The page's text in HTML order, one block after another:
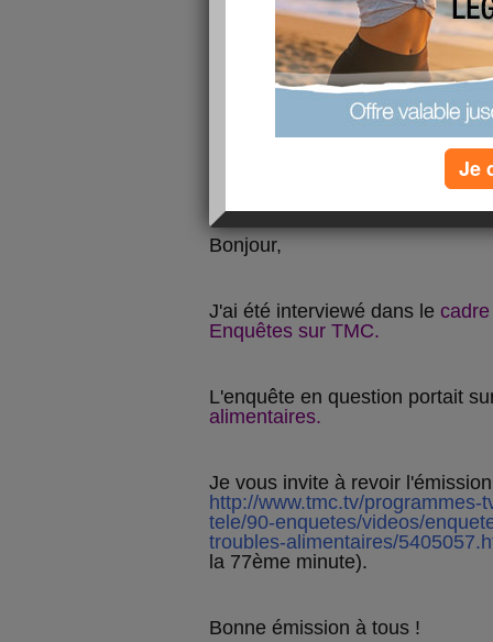
Bonjour,
J'ai été interviewé dans le
Enquêtes sur TMC.
L'enquête en question portait
alimentaires.
Je vous invite à revoir
http://www.tmc.tv/programmes-
tele/90-enquetes/videos/
troubles-alimentaires/
la 77ème minute).
Bonne émission à tous !
Je